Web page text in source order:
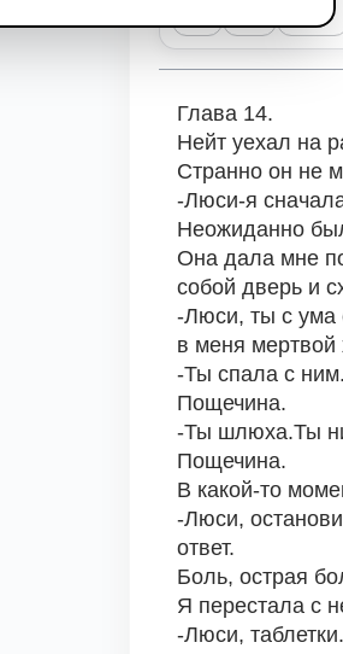
Тема
Глава 14.
Нейт уехал на
Странно он не
-Люси-я
Неожиданно
Она дала мне
собой дверь и
-Люси, ты с ума
в меня мертвой
-Ты спала с
Пощечина.
-Ты шлюха.Ты
Пощечина.
В какой-то
-Люси,
ответ.
Боль, острая
Я перестала с
-Люси, таблетки.